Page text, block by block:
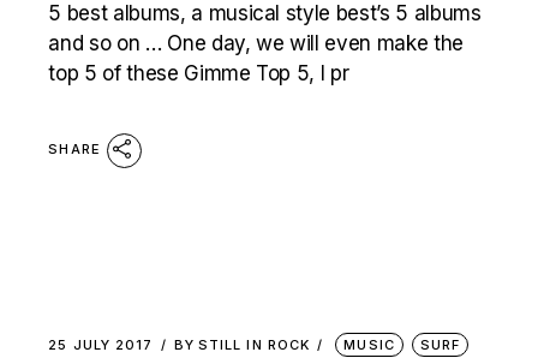
5 best albums, a musical style best’s 5 albums
and so on … One day, we will even make the
top 5 of these Gimme Top 5, I pr
SHARE
25 JULY 2017 BY STILL IN ROCK MUSIC SURF